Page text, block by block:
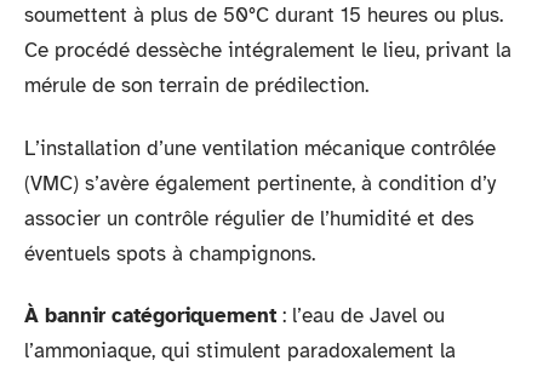
soumettent à plus de 50°C durant 15 heures ou plus.
Ce procédé dessèche intégralement le lieu, privant la
mérule de son terrain de prédilection.
L’installation d’une ventilation mécanique contrôlée
(VMC) s’avère également pertinente, à condition d’y
associer un contrôle régulier de l’humidité et des
éventuels spots à champignons.
À bannir catégoriquement : l’eau de Javel ou
l’ammoniaque, qui stimulent paradoxalement la